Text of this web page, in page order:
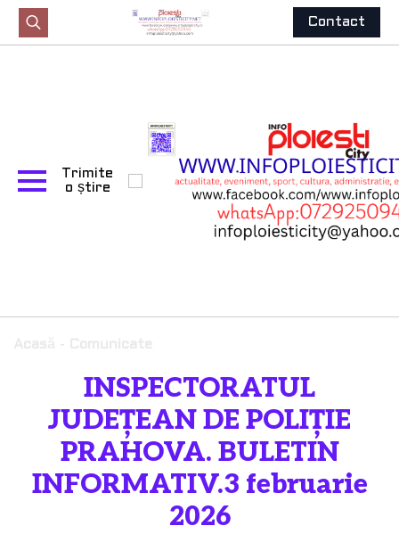
Search
Contact
Trimite
o știre
-
INSPECTORATUL
JUDEȚEAN DE POLIȚIE
PRAHOVA. BULETIN
INFORMATIV.3 februarie
2026